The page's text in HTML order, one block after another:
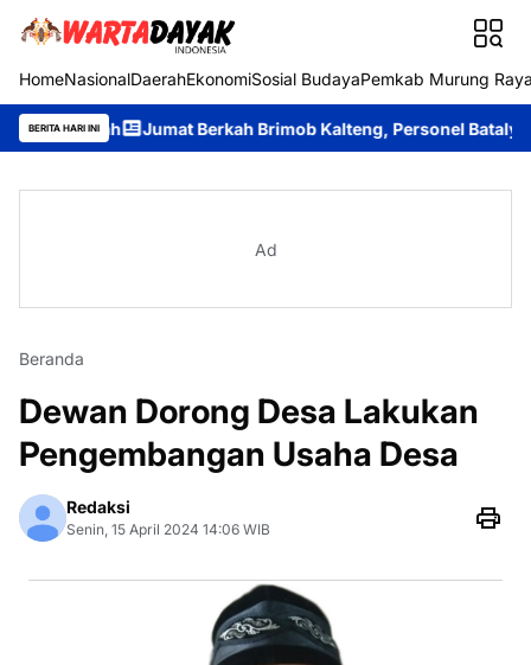
HomeNasionalDaerahEkonomiSosial BudayaPemkab Murung
BERITA HARI INI
Jumat Berkah Brimob Kalteng, Personel Batalyon B
Ad
Beranda
Dewan Dorong Desa Lakukan
Pengembangan Usaha Desa
Redaksi
Senin, 15 April 2024 14:06 WIB